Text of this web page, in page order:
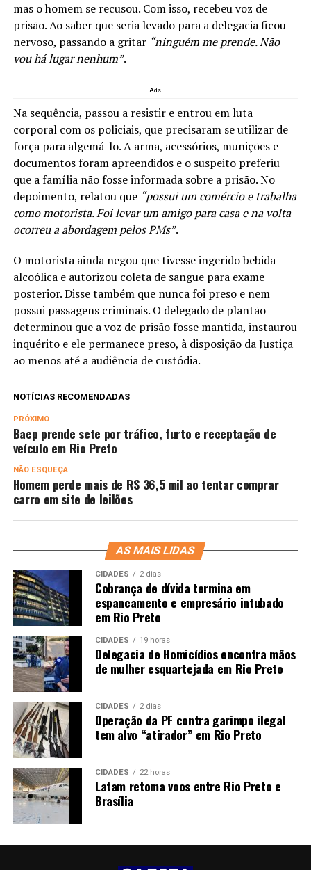
mas o homem se recusou. Com isso, recebeu voz de
prisão. Ao saber que seria levado para a delegacia ficou
nervoso, passando a gritar “ninguém me prende. Não
vou há lugar nenhum”.
Ads
Na sequência, passou a resistir e entrou em luta
corporal com os policiais, que precisaram se utilizar de
força para algemá-lo. A arma, acessórios, munições e
documentos foram apreendidos e o suspeito preferiu
que a família não fosse informada sobre a prisão. No
depoimento, relatou que “possui um comércio e trabalha
como motorista. Foi levar um amigo para casa e na volta
ocorreu a abordagem pelos PMs”.
O motorista ainda negou que tivesse ingerido bebida
alcoólica e autorizou coleta de sangue para exame
posterior. Disse também que nunca foi preso e nem
possui passagens criminais. O delegado de plantão
determinou que a voz de prisão fosse mantida, instaurou
inquérito e ele permanece preso, à disposição da Justiça
ao menos até a audiência de custódia.
NOTÍCIAS RECOMENDADAS
PRÓXIMO
Baep prende sete por tráfico, furto e receptação de
veículo em Rio Preto
NÃO ESQUEÇA
Homem perde mais de R$ 36,5 mil ao tentar comprar
carro em site de leilões
AS MAIS LIDAS
CIDADES 2 dias
Cobrança de dívida termina em
espancamento e empresário intubado
em Rio Preto
CIDADES 19 horas
Delegacia de Homicídios encontra mãos
de mulher esquartejada em Rio Preto
CIDADES 2 dias
Operação da PF contra garimpo ilegal
tem alvo “atirador” em Rio Preto
CIDADES 22 horas
Latam retoma voos entre Rio Preto e
Brasília